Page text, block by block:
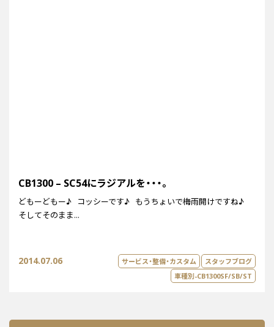
CB1300 – SC54にラジアルを・・・。
どもーどもー♪ コッシーです♪ もうちょいで梅雨開けですね♪
そしてそのまま...
2014.07.06 サービス・整備・カスタム
スタッフブログ
車種別-CB1300SF/SB/ST